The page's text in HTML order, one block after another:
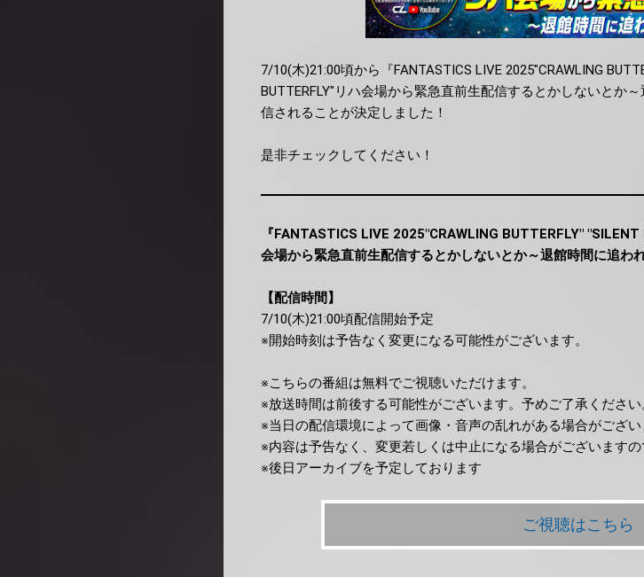
7/10(木)21:00頃から『FANTASTICS LIVE 2025"CRAWLING
BUTTERFLY"リハ会場から緊急直前生配信するとかしないとか
信されることが決定しました！
是非チェックしてください！
『FANTASTICS LIVE 2025"CRAWLING BUTTERFLY"
会場から緊急直前生配信するとかしないとか～退館時間に追わ
【配信時間】
7/10(木)21:00頃配信開始予定
※開始時刻は予告なく変更になる可能性がございます。
※こちらの番組は無料でご視聴いただけます。
※放送時間は前後する可能性がございます。予めご了承ください
※当日の配信環境によって画像・音声の乱れがある場合がござい
※内容は予告なく、変更若しくは中止になる場合がございますの
※後日アーカイブを予定しております
ご視聴はこちら